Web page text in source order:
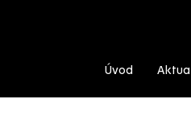
Úvod